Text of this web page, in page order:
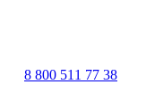
8 800 511 77 38